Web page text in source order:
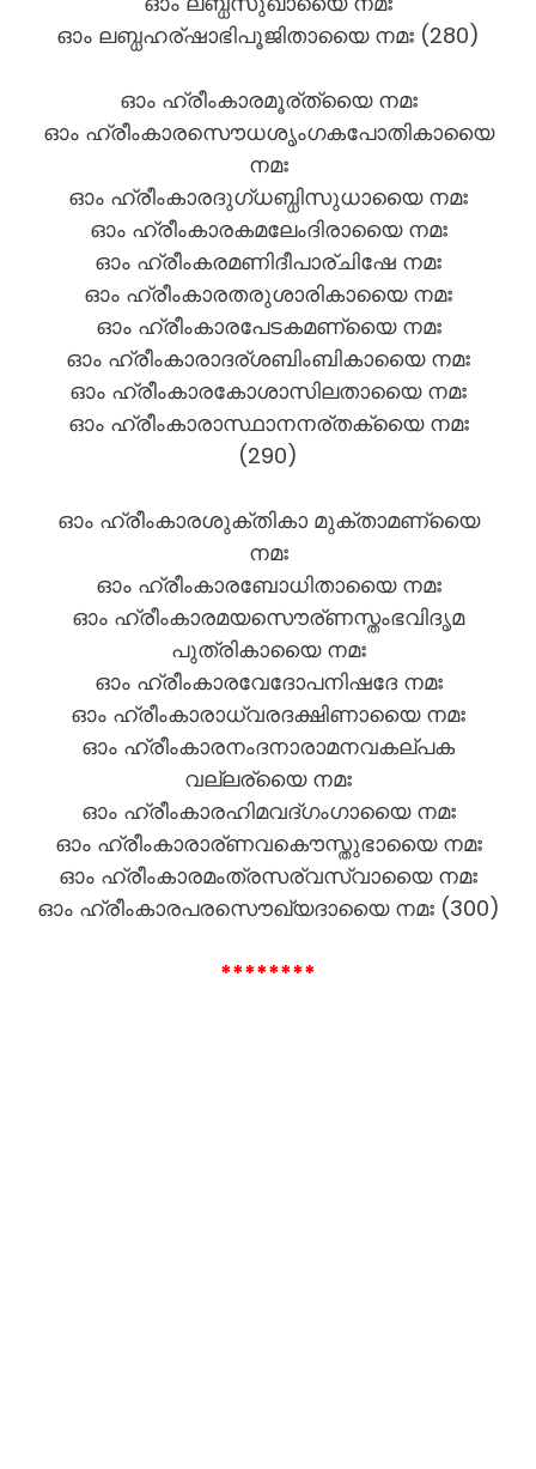
ഓം ലബ്ധഹര്ഷാഭിപൂജിതായൈ നമഃ (280)
ഓം ഹ്രീംകാരമൂര്ത്യൈ നമഃ
ഓം ഹ്രീംകാരസൌധശൃംഗകപോതികായൈ
നമഃ
ഓം ഹ്രീംകാരദുഗ്ധബ്ധിസുധായൈ നമഃ
ഓം ഹ്രീംകാരകമലേംദിരായൈ നമഃ
ഓം ഹ്രീംകരമണിദീപാര്ചിഷേ നമഃ
ഓം ഹ്രീംകാരതരുശാരികായൈ നമഃ
ഓം ഹ്രീംകാരപേടകമണ്യൈ നമഃ
ഓം ഹ്രീംകാരാദര്ശബിംബികായൈ നമഃ
ഓം ഹ്രീംകാരകോശാസിലതായൈ നമഃ
ഓം ഹ്രീംകാരാസ്ഥാനനര്തക്യൈ നമഃ
(290)
ഓം ഹ്രീംകാരശുക്തികാ മുക്താമണ്യൈ
നമഃ
ഓം ഹ്രീംകാരബോധിതായൈ നമഃ
ഓം ഹ്രീംകാരമയസൌര്ണസ്തംഭവിദൃമ
പുത്രികായൈ നമഃ
ഓം ഹ്രീംകാരവേദോപനിഷദേ നമഃ
ഓം ഹ്രീംകാരാധ്വരദക്ഷിണായൈ നമഃ
ഓം ഹ്രീംകാരനംദനാരാമനവകല്പക
വല്ലര്യൈ നമഃ
ഓം ഹ്രീംകാരഹിമവദ്ഗംഗായൈ നമഃ
ഓം ഹ്രീംകാരാര്ണവകൌസ്തുഭായൈ നമഃ
ഓം ഹ്രീംകാരമംത്രസര്വസ്വായൈ നമഃ
ഓം ഹ്രീംകാരപരസൌഖ്യദായൈ നമഃ (300)
********